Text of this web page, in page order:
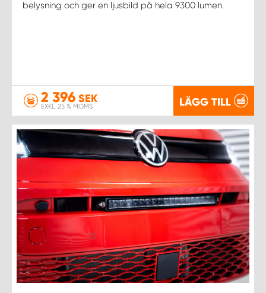
belysning och ger en ljusbild på hela 9300 lumen.
2 396 SEK
EXKL. 25 % MOMS LÄGG TILL